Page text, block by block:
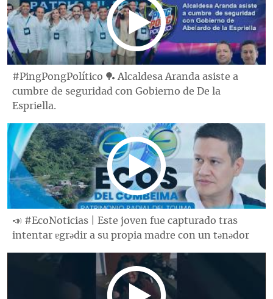
#PingPongPolítico 🏓 Alcaldesa Aranda asiste a
cumbre de seguridad con Gobierno de De la
Espriella.
📣 #EcoNoticias | Este joven fue capturado tras
intentar ɐgrǝdir a su propia madre con un tǝnǝdor